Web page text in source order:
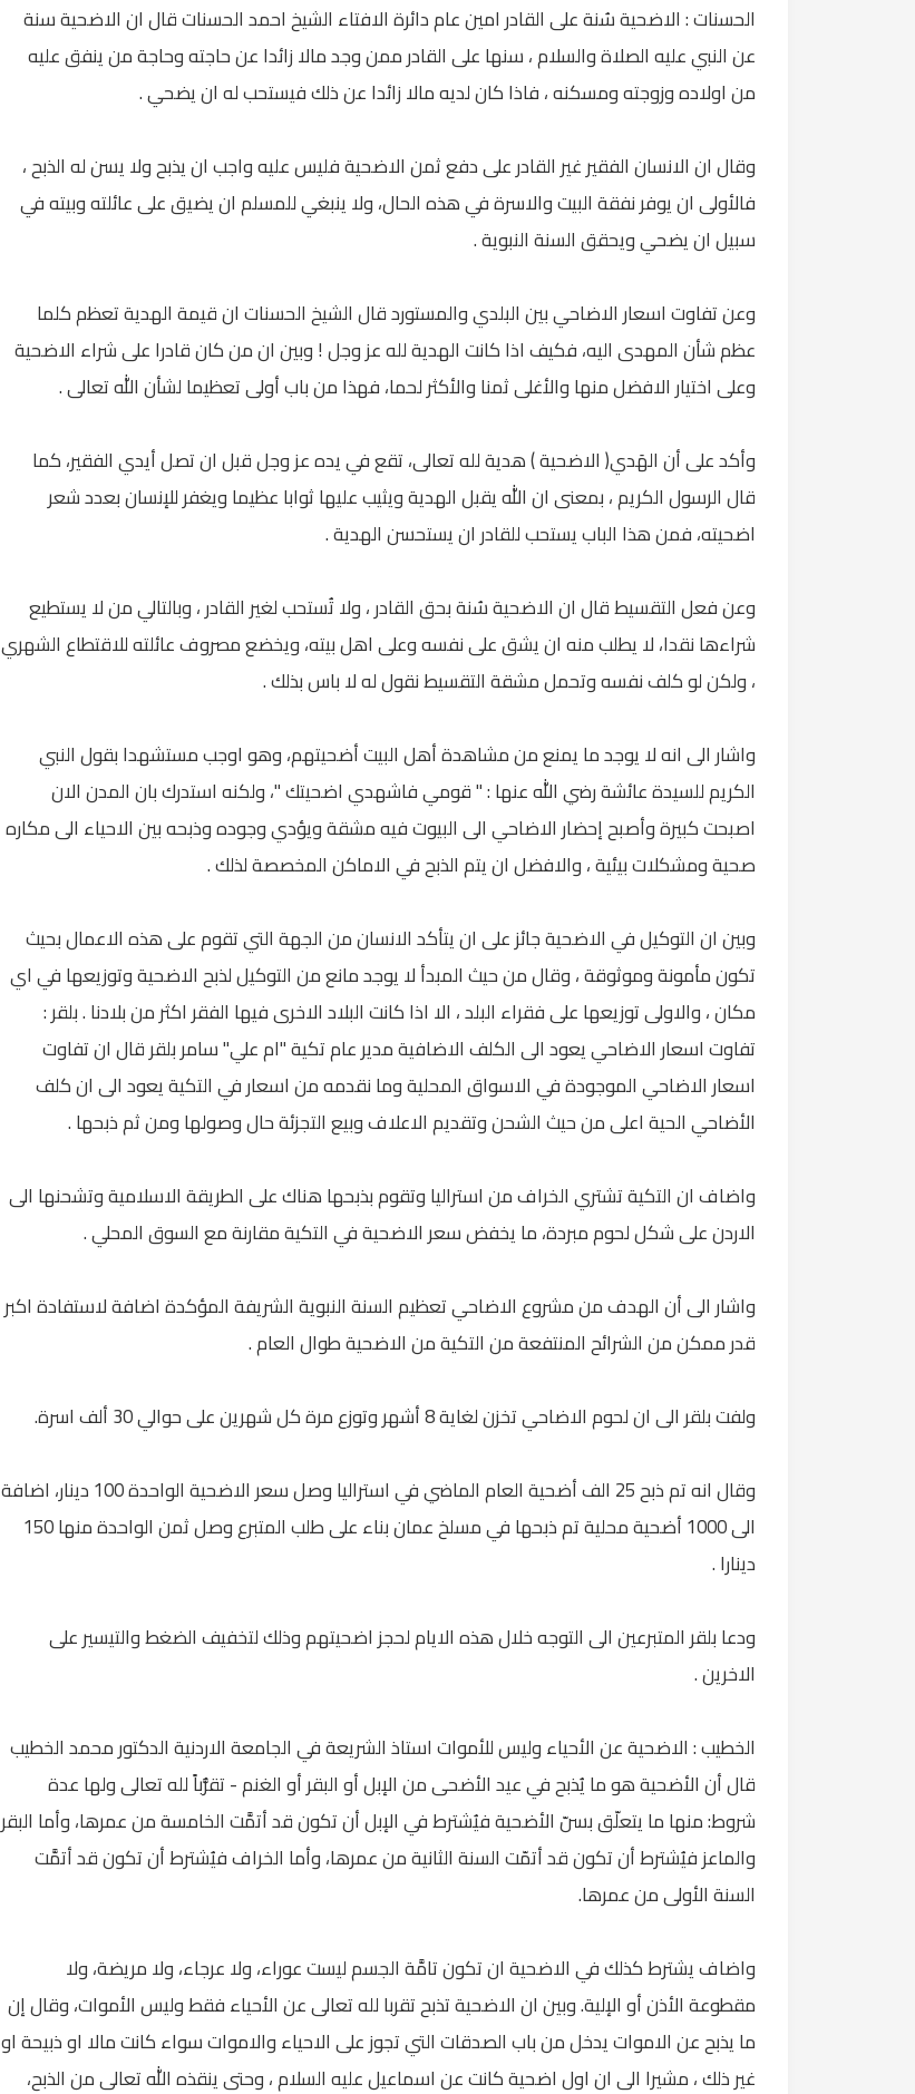
الحسنات : الاضحية سُنة على القادر امين عام دائرة الافتاء الشيخ احمد الحسنات قال ان الاضحية سنة
عن النبي عليه الصلاة والسلام ، سنها على القادر ممن وجد مالا زائدا عن حاجته وحاجة من ينفق عليه
من اولاده وزوجته ومسكنه ، فاذا كان لديه مالا زائدا عن ذلك فيستحب له ان يضحي .
وقال ان الانسان الفقير غير القادر على دفع ثمن الاضحية فليس عليه واجب ان يذبح ولا يسن له الذبح ،
فالأولى ان يوفر نفقة البيت والاسرة في هذه الحال، ولا ينبغي للمسلم ان يضيق على عائلته وبيته في
سبيل ان يضحي ويحقق السنة النبوية .
وعن تفاوت اسعار الاضاحي بين البلدي والمستورد قال الشيخ الحسنات ان قيمة الهدية تعظم كلما
عظم شأن المهدى اليه، فكيف اذا كانت الهدية لله عز وجل ! وبين ان من كان قادرا على شراء الاضحية
وعلى اختيار الافضل منها والأغلى ثمنا والأكثر لحما، فهذا من باب أولى تعظيما لشأن الله تعالى .
وأكد على أن الهَدي( الاضحية ) هدية لله تعالى، تقع في يده عز وجل قبل ان تصل أيدي الفقير، كما
قال الرسول الكريم ، بمعنى ان الله يقبل الهدية ويثيب عليها ثوابا عظيما ويغفر للإنسان بعدد شعر
اضحيته، فمن هذا الباب يستحب للقادر ان يستحسن الهدية .
وعن فعل التقسيط قال ان الاضحية سُنة بحق القادر ، ولا تُستحب لغير القادر ، وبالتالي من لا يستطيع
شراءها نقدا، لا يطلب منه ان يشق على نفسه وعلى اهل بيته، ويخضع مصروف عائلته للاقتطاع الشهري
، ولكن لو كلف نفسه وتحمل مشقة التقسيط نقول له لا باس بذلك .
واشار الى انه لا يوجد ما يمنع من مشاهدة أهل البيت أضحيتهم، وهو اوجب مستشهدا بقول النبي
الكريم للسيدة عائشة رضي الله عنها : " قومي فاشهدي اضحيتك "، ولكنه استدرك بان المدن الان
اصبحت كبيرة وأصبح إحضار الاضاحي الى البيوت فيه مشقة ويؤدي وجوده وذبحه بين الاحياء الى مكاره
صحية ومشكلات بيئية ، والافضل ان يتم الذبح في الاماكن المخصصة لذلك .
وبين ان التوكيل في الاضحية جائز على ان يتأكد الانسان من الجهة التي تقوم على هذه الاعمال بحيث
تكون مأمونة وموثوقة ، وقال من حيث المبدأ لا يوجد مانع من التوكيل لذبح الاضحية وتوزيعها في اي
مكان ، والاولى توزيعها على فقراء البلد ، الا اذا كانت البلاد الاخرى فيها الفقر اكثر من بلادنا . بلقر :
تفاوت اسعار الاضاحي يعود الى الكلف الاضافية مدير عام تكية "ام علي" سامر بلقر قال ان تفاوت
اسعار الاضاحي الموجودة في الاسواق المحلية وما نقدمه من اسعار في التكية يعود الى ان كلف
الأضاحي الحية اعلى من حيث الشحن وتقديم الاعلاف وبيع التجزئة حال وصولها ومن ثم ذبحها .
واضاف ان التكية تشتري الخراف من استراليا وتقوم بذبحها هناك على الطريقة الاسلامية وتشحنها الى
الاردن على شكل لحوم مبردة، ما يخفض سعر الاضحية في التكية مقارنة مع السوق المحلي .
واشار الى أن الهدف من مشروع الاضاحي تعظيم السنة النبوية الشريفة المؤكدة اضافة لاستفادة اكبر
قدر ممكن من الشرائح المنتفعة من التكية من الاضحية طوال العام .
ولفت بلقر الى ان لحوم الاضاحي تخزن لغاية 8 أشهر وتوزع مرة كل شهرين على حوالي 30 ألف اسرة.
وقال انه تم ذبح 25 الف أضحية العام الماضي في استراليا وصل سعر الاضحية الواحدة 100 دينار، اضافة
الى 1000 أضحية محلية تم ذبحها في مسلخ عمان بناء على طلب المتبرع وصل ثمن الواحدة منها 150
دينارا .
ودعا بلقر المتبرعين الى التوجه خلال هذه الايام لحجز اضحيتهم وذلك لتخفيف الضغط والتيسير على
الاخرين .
الخطيب : الاضحية عن الأحياء وليس للأموات استاذ الشريعة في الجامعة الاردنية الدكتور محمد الخطيب
قال أن الأضحية هو ما يُذبح في عيد الأضحى من الإبل أو البقر أو الغنم - تقرُّباً لله تعالى ولها عدة
شروط: منها ما يتعلّق بسنّ الأضحية فيُشترط في الإبل أن تكون قد أتمَّت الخامسة من عمرها، وأما البقر
والماعز فيُشترط أن تكون قد أتمّت السنة الثانية من عمرها، وأما الخراف فيُشترط أن تكون قد أتمَّت
السنة الأولى من عمرها.
واضاف يشترط كذلك في الاضحية ان تكون تامَّة الجسم ليست عوراء، ولا عرجاء، ولا مريضة، ولا
مقطوعة الأذن أو الإلية. وبين ان الاضحية تذبح تقربا لله تعالى عن الأحياء فقط وليس الأموات، وقال إن
ما يذبح عن الاموات يدخل من باب الصدقات التي تجوز على الاحياء والاموات سواء كانت مالا او ذبيحة او
غير ذلك ، مشيرا الى ان اول اضحية كانت عن اسماعيل عليه السلام ، وحتى ينقذه الله تعالى من الذبح،